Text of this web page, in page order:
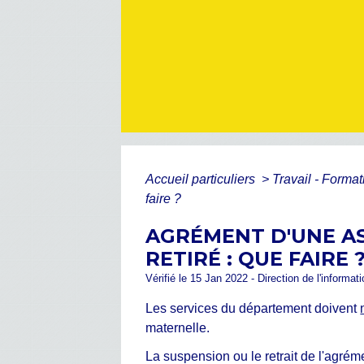
Accueil particuliers > Travail -
faire ?
AGRÉMENT D'UNE
RETIRÉ : QUE FAIRE
Vérifié le 15 Jan 2022 - Direction de
Les services du département doivent
maternelle.
La suspension ou le retrait de